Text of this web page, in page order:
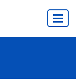
MENU